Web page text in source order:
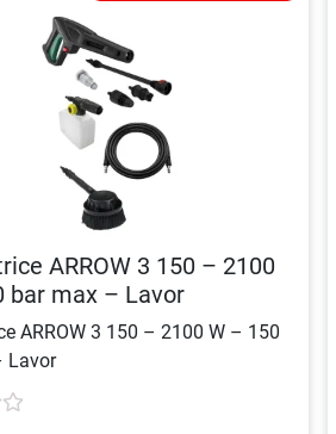
ARROW 3 150 – 2100
bar max – Lavor
ARROW 3 150 – 2100 W – 150
Lavor